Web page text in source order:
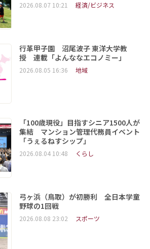
2026.08.07 10:21 経済/ビジネス
行革甲子園 沼尾波子 東洋大学教
授 連載「よんななエコノミー」
2026.08.05 16:36 地域
「100歳現役」目指すシニア1500人が
集結 マンション管理代務員イベント
「うぇるねすシップ」
2026.08.04 10:48 くらし
弓ヶ浜（鳥取）が初勝利 全日本学童
野球の1回戦
2026.08.08 23:02 スポーツ